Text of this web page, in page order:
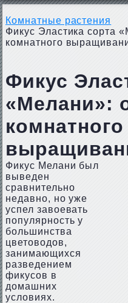
Комнатные растения
Фикус Эластика сорта
комнатного
Фикус
«Мелани»:
комнатного
Фикус Мелани был
выведен
сравнительно
недавно, но уже
успел завоевать
популярность у
большинства
цветоводов,
занимающихся
разведением
фикусов в
домашних
условиях.